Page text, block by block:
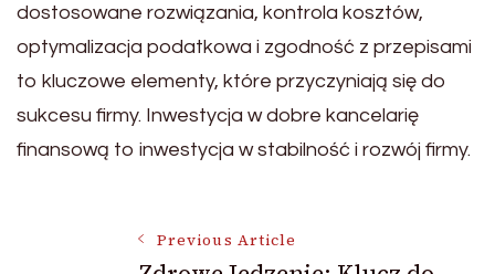
dostosowane rozwiązania, kontrola kosztów,
optymalizacja podatkowa i zgodność z przepisami
to kluczowe elementy, które przyczyniają się do
sukcesu firmy. Inwestycja w dobre kancelarię
finansową to inwestycja w stabilność i rozwój firmy.
Previous Article